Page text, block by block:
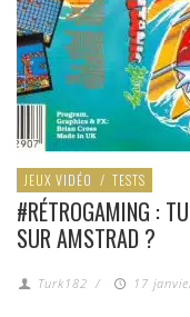
JEUX VIDÉO / TESTS
#RÉTROGAMING :
SUR AMSTRAD ?
Turk182 / 17